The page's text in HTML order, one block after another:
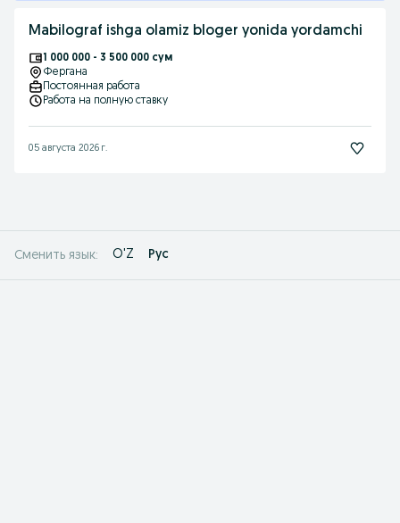
Mabilograf ishga olamiz bloger yonida yordamchi
1 000 000 - 3 500 000 сум
Фергана
Постоянная работа
Работа на полную ставку
05 августа 2026 г.
Сменить язык: O'Z Рус